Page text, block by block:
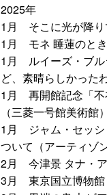
2025年
1月 そこに光が降り
1月 モネ 睡蓮のとき
1月 ルイーズ・ブル
ど、素晴らしかった
1月 再開館記念「不
（三菱一号館美術館）
1月 ジャム・セッシ
ついて（アーティゾ
2月 今津景 タナ・ア
3月 東京国立博物館